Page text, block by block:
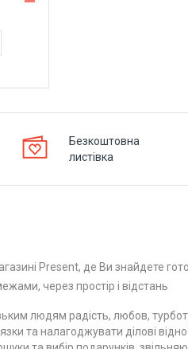
Безкоштовна
листівка
Present, де Ви знайдете
через простір і відстань
людям радість, любов,
та налагоджувати ділові